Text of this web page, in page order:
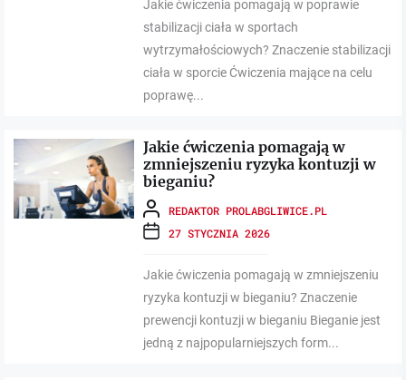
Jakie ćwiczenia pomagają w poprawie
stabilizacji ciała w sportach
wytrzymałościowych? Znaczenie stabilizacji
ciała w sporcie Ćwiczenia mające na celu
poprawę...
Jakie ćwiczenia pomagają w
zmniejszeniu ryzyka kontuzji w
bieganiu?
REDAKTOR PROLABGLIWICE.PL
27 STYCZNIA 2026
Jakie ćwiczenia pomagają w zmniejszeniu
ryzyka kontuzji w bieganiu? Znaczenie
prewencji kontuzji w bieganiu Bieganie jest
jedną z najpopularniejszych form...